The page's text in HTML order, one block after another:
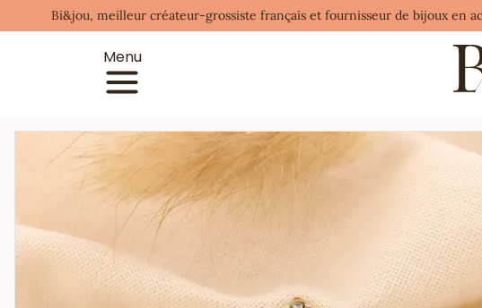
Bi&jou, meilleur créateur-grossiste français et fournisseur de bijoux en
Menu